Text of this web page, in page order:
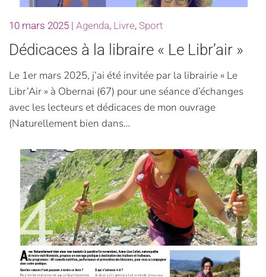
10 mars 2025 | Agenda, Livre, Sport
Dédicaces à la libraire « Le Libr’air »
Le 1er mars 2025, j’ai été invitée par la librairie « Le
Libr’Air » à Obernai (67) pour une séance d’échanges
avec les lecteurs et dédicaces de mon ouvrage
(Naturellement bien dans…